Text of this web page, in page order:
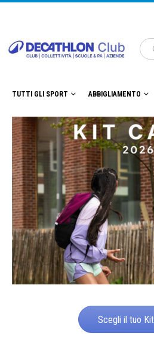
TUTTI GLI SPORT ABBIGLIAMENTO
Scegli il tuo